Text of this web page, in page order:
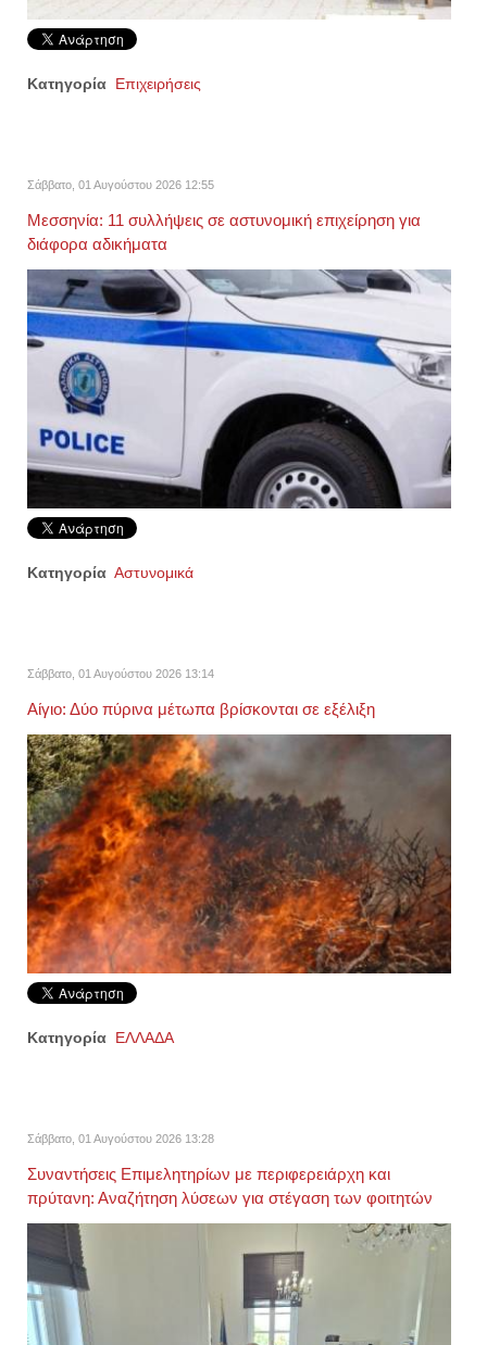
Κατηγορία Επιχειρήσεις
Σάββατο, 01 Αυγούστου 2026 12:55
Μεσσηνία: 11 συλλήψεις σε αστυνομική επιχείρηση για
διάφορα αδικήματα
Κατηγορία Αστυνομικά
Σάββατο, 01 Αυγούστου 2026 13:14
Αίγιο: Δύο πύρινα μέτωπα βρίσκονται σε εξέλιξη
Κατηγορία ΕΛΛΑΔΑ
Σάββατο, 01 Αυγούστου 2026 13:28
Συναντήσεις Επιμελητηρίων με περιφερειάρχη και
πρύτανη: Αναζήτηση λύσεων για στέγαση των φοιτητών